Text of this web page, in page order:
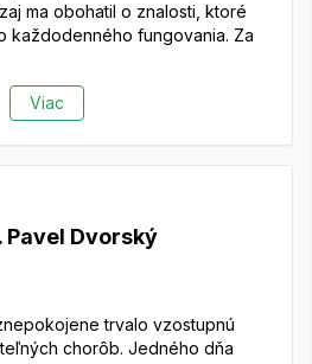
ma obohatil o znalosti, ktoré
každodenného fungovania. Za
Viac
Pavel Dvorský
trvalo vzostupnú
chorôb. Jedného dňa